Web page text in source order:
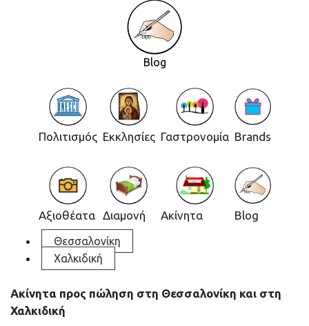
Blog
Πολιτισμός Εκκλησίες Γαστρονομία Brands
Αξιοθέατα Διαμονή Ακίνητα Blog
Θεσσαλονίκη
Χαλκιδική
Ακίνητα προς πώληση στη Θεσσαλονίκη και στη
Χαλκιδική